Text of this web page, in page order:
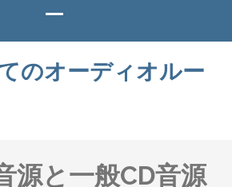
のオーディオルー
源と一般CD音源